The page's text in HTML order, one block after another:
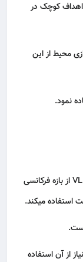
وسیله برای اهداف کوچک در
ایکس ۵۰۰۰ برای پاکسازی محیط از این
نمود.
این دستگاه در قیاس و مقایسه با سایر فلزیاب ها VLF از بازه فرکانسی
از آن استفاده